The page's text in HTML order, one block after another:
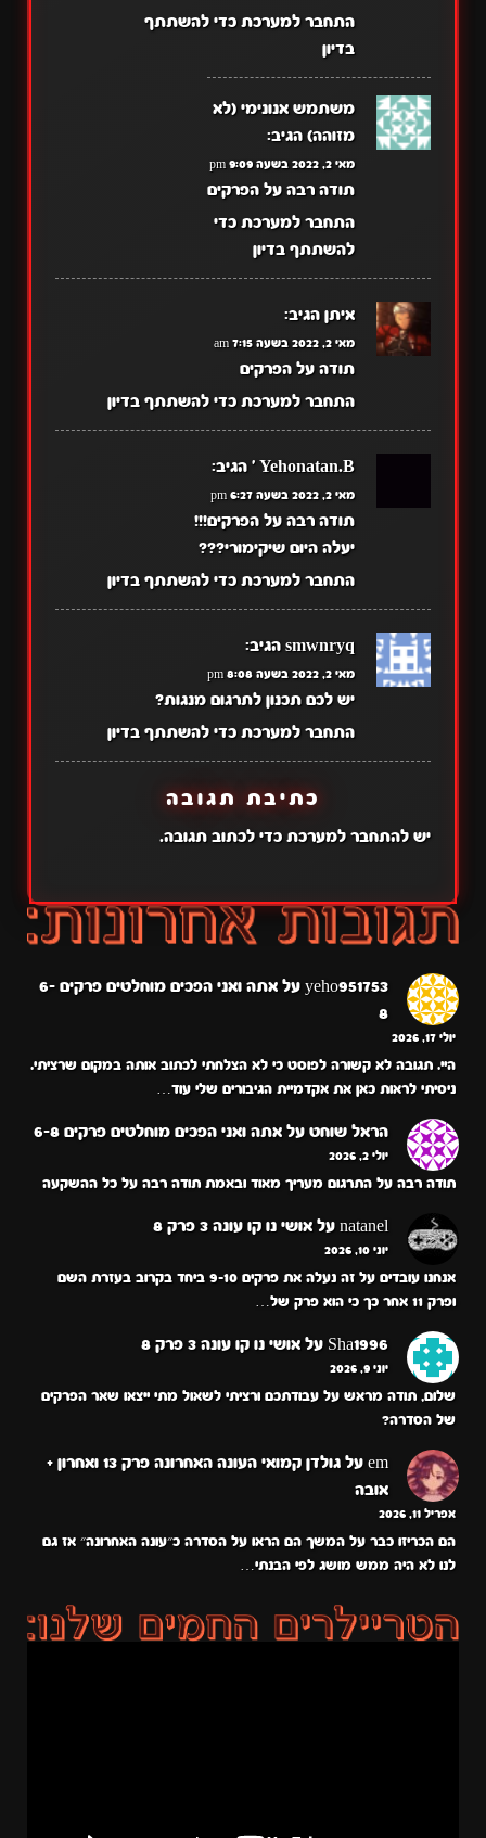
התחבר למערכת כדי להשתתף
בדיון
משתמש אנונימי (לא
מזוהה) הגיב:
מאי 2, 2022 בשעה 9:09 pm
תודה רבה על הפרקים
התחבר למערכת כדי
להשתתף בדיון
איתן הגיב:
מאי 2, 2022 בשעה 7:15 am
תודה על הפרקים
התחבר למערכת כדי להשתתף בדיון
Yehonatan.B ' הגיב:
מאי 2, 2022 בשעה 6:27 pm
תודה רבה על הפרקים!!!
יעלה היום שיקימורי???
התחבר למערכת כדי להשתתף בדיון
smwnryq הגיב:
מאי 2, 2022 בשעה 8:08 pm
יש לכם תכנון לתרגום מנגות?
התחבר למערכת כדי להשתתף בדיון
כתיבת תגובה
יש להתחבר למערכתכדי לכתוב תגובה.
yeho951753 על
אתה ואני הפכים מוחלטים פרקים 6-
8
יולי 17, 2026
היי. תגובה לא קשורה לפוסט כי לא הצלחתי לכתוב אותה במקום שרציתי.
ניסיתי לראות כאן את אקדמיית הגיבורים שלי עוד…
הראל שוחט על אתה ואני הפכים מוחלטים פרקים 6-8
יולי 2, 2026
תודה רבה על התרגום מעריך מאוד ובאמת תודה רבה על כל ההשקעה
natanel על אושי נו קו עונה 3 פרק 8
יוני 10, 2026
אנחנו עובדים על זה נעלה את פרקים 9-10 ביחד בקרוב בעזרת השם
ופרק 11 אחר כך כי הוא פרק של…
Sha1996 על אושי נו קו עונה 3 פרק 8
יוני 9, 2026
שלום, תודה מראש על עבודתכם ורציתי לשאול מתי ייצאו שאר הפרקים
של הסדרה?
em על
גולדן קמואי העונה האחרונה פרק 13 ואחרון +
אובה
אפריל 11, 2026
הם הכריזו כבר על המשך הם הראו על הסדרה כ״עונה האחרונה״ אז גם
לנו לא היה ממש מושג לפי הבנתי…